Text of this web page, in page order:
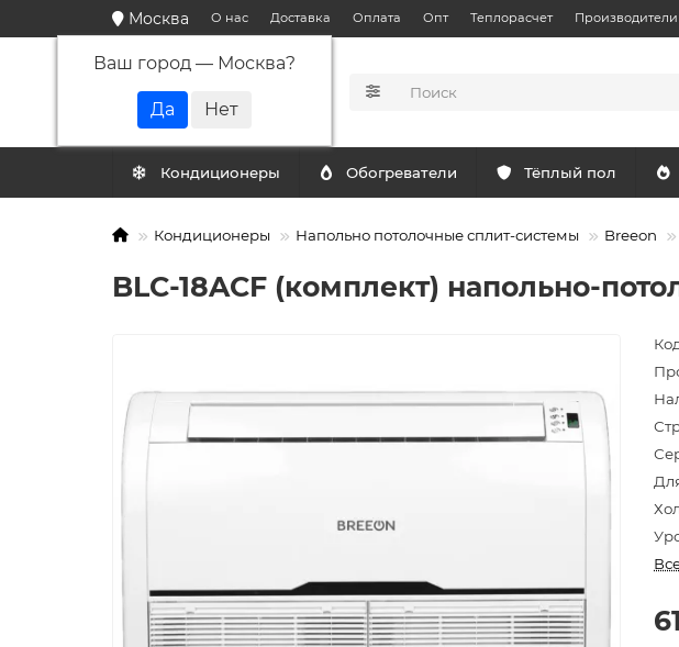
Москва
Ваш город — Москва?
О нас Доставка Оплата Опт Теплорасчет Производители
Кондиционеры Обогреватели Тёплый пол
Кондиционеры Напольно потолочные сплит-системы Breeon
BLC-18ACF (комплект) напольно-